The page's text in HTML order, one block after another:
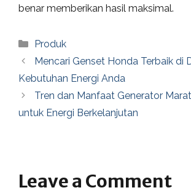
benar memberikan hasil maksimal.
Categories
Produk
Mencari Genset Honda Terbaik di
Kebutuhan Energi Anda
Tren dan Manfaat Generator
untuk Energi Berkelanjutan
Leave a Comment